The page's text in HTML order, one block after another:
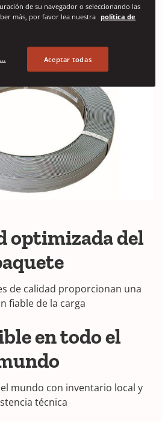
optimizada del
de calidad proporcionan una
fiable de la carga
en todo el
mundo con inventario local y
técnica
de su navegador o seleccionando las
más, por favor lea nuestra política de
Aceptar todas